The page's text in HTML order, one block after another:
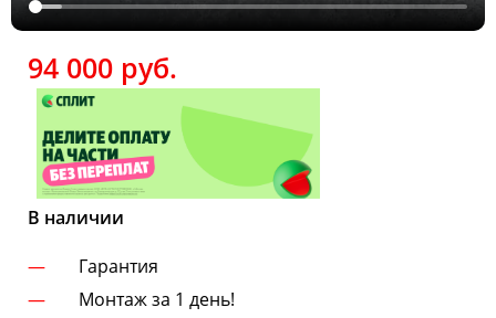
94 000 руб.
В наличии
Гарантия
Монтаж за 1 день!